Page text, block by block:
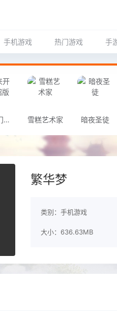
手机游戏 热门游戏 手
快来开门大招版 雪糕艺术家 暗夜圣徒
繁华梦
类别：手机游戏
大小：636.63MB